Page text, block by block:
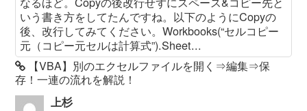
いう書き方をしてたんですね。以下のようにCopyの
後、改行してみてください。Workbooks(“セルコピー
元（コピー元セルは計算式”).Sheet...
【VBA】別のエクセルファイルを開く⇒編集⇒保
存！一連の流れを解説！
上杉